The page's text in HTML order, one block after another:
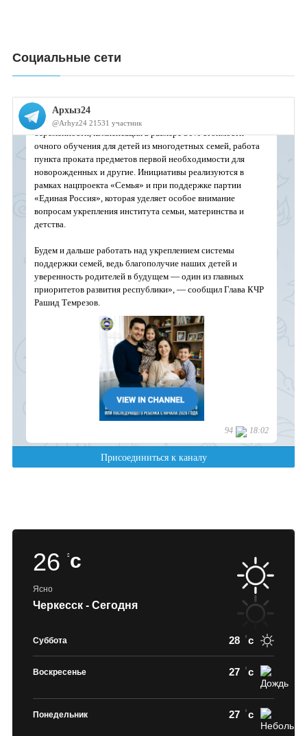
Социальные сети
26 c
Ясно
Черкесск - Сегодня
Суббота 28 c
Воскресенье 27 c
Понедельник 27 c